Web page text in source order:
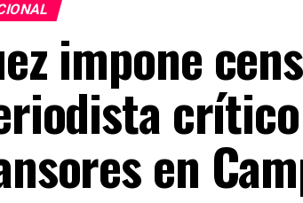
impone
en